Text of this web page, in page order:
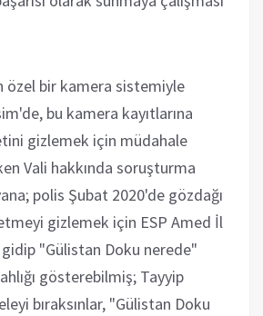
özel bir kamera sistemiyle
bu kamera kayıtlarına
gizlemek için müdahale
Vali hakkında soruşturma
polis Şubat 2020'de gözdağı
gizlemek için ESP Amed İl
"Gülistan Doku nerede"
gösterebilmiş; Tayyip
bıraksınlar, "Gülistan Doku